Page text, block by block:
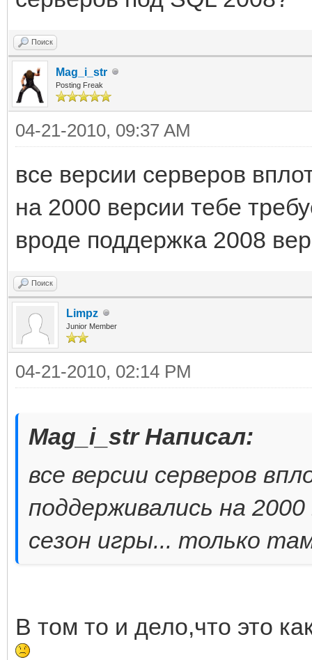
Поиск
Mag_i_str
Posting Freak
04-21-2010, 09:37 AM
все версии серверов
на 2000 версии тебе
вроде поддержка 2008
Поиск
Limpz
Junior Member
04-21-2010, 02:14 PM
Mag_i_str Написал:
все версии серверов
поддерживались на
сезон игры... только
В том то и дело,что это